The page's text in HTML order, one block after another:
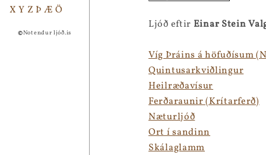
X Y Z Þ Æ Ö
©Notendur ljóð.is
Ljóð eftir Einar Stein
Víg Þráins á höfuðísum
Quintusarkviðlingur
Heilræðavísur
Ferðaraunir (Krítarferð)
Næturljóð
Ort í sandinn
Skálaglamm